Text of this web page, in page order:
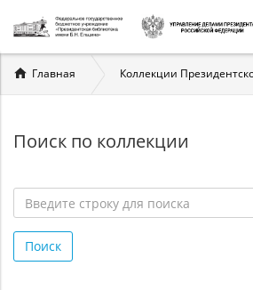
Вы
здесь
Главная Коллекции
Поиск по коллекции
строку
для
Поиск